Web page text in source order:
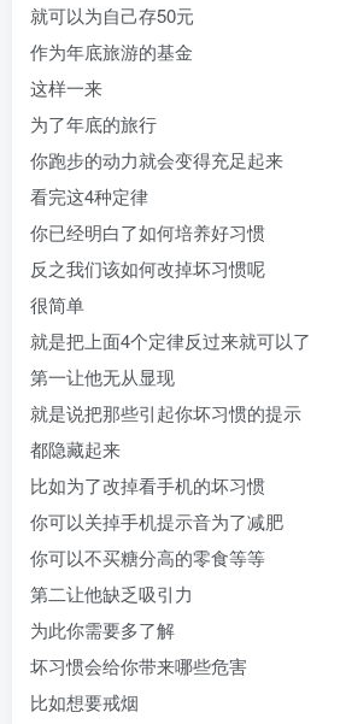
就可以为自己存50元
作为年底旅游的基金
这样一来
为了年底的旅行
你跑步的动力就会变得充足起来
看完这4种定律
你已经明白了如何培养好习惯
反之我们该如何改掉坏习惯呢
很简单
就是把上面4个定律反过来就可以了
第一让他无从显现
就是说把那些引起你坏习惯的提示
都隐藏起来
比如为了改掉看手机的坏习惯
你可以关掉手机提示音为了减肥
你可以不买糖分高的零食等等
第二让他缺乏吸引力
为此你需要多了解
坏习惯会给你带来哪些危害
比如想要戒烟